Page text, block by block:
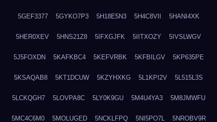
5GEF3377 5GYKO7P3 5H18E5N3 5H4C8VII 5HANI4XK
5HER0XEV 5HNS21Z8 5IFXGJFK 5IITXOZY 5IVSLWGV
5J5FOXDN 5KAFKBC4 5KEFVRBK 5KFBILGV 5KP635PE
5KSAQAB8 5KT1DCUW 5KZYHXKG 5L1KPI2V 5L515L3S
5LCKQGH7 5LOVPA8C 5LY0K9GU 5M4U4YA3 5M8JMWFU
5MC4C6M0 5MOLUGED 5NCKLFPQ 5NI5PO7L 5NROBV9R